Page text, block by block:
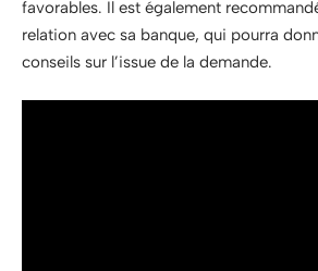
favorables. Il est également
relation avec sa banque, qui pourra
conseils sur l’issue de la demande.